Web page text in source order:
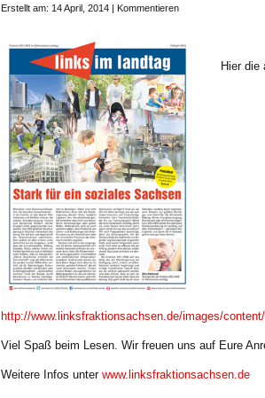
Erstellt am: 14 April, 2014 | Kommentieren
Hier die
http://www.linksfraktionsachsen.de/images/
Viel Spaß beim Lesen. Wir freuen uns auf Eure
Weitere Infos unter www.linksfraktionsachsen.de